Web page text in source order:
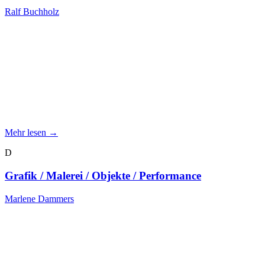
Ralf Buchholz
Mehr lesen →
D
Grafik / Malerei / Objekte / Performance
Marlene Dammers